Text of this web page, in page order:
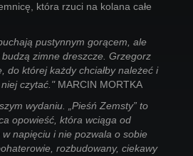
która rzuci na kolana całe
pustynnym gorącem, ale
zimne dreszcze. Grzegorz
do której każdy chciałby należeć i
czytać."MARCIN MORTKA
wydaniu. „Pieśń Zemsty” to
opowieść, która wciąga od
napięciu i nie pozwala o sobie
rozbudowany, ciekawy